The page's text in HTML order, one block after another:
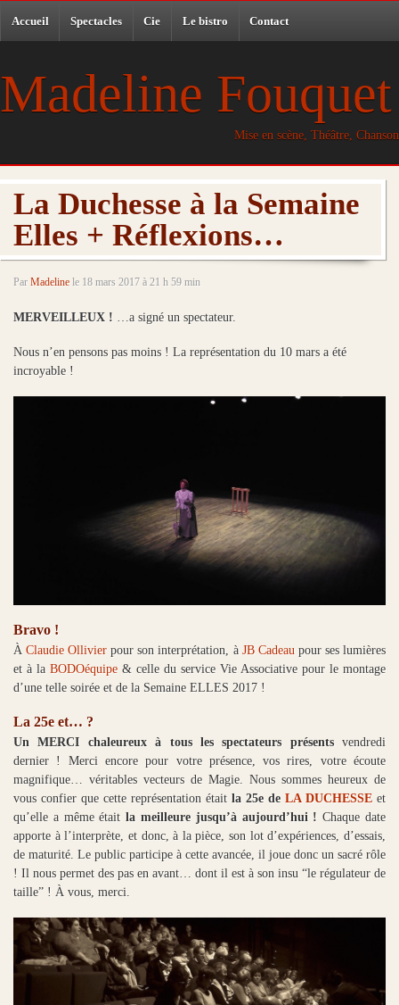
Accueil Spectacles Cie Le bistro Contact
Madeline Fouquet
Mise en scène, Théâtre, Chanson
La Duchesse à la Semaine
Elles + Réflexions…
Par Madeline le 18 mars 2017 à 21 h 59 min
MERVEILLEUX ! …a signé un spectateur.
Nous n’en pensons pas moins ! La représentation du 10 mars a été
incroyable !
Bravo !
ÀClaudie Ollivier pour son interprétation, à JB Cadeau pour ses lumières
et à la BODOéquipe & celle du service Vie Associative pour le montage
d’une telle soirée et de la Semaine ELLES 2017 !
La 25e et… ?
Un MERCI chaleureux à tous les spectateurs présentsvendredi
dernier ! Merci encore pour votre présence, vos rires, votre écoute
magnifique… véritables vecteurs de Magie. Nous sommes heureux de
vous confier que cette représentation était la 25e de LA DUCHESSE et
qu’elle a même était la meilleure jusqu’à aujourd’hui ! Chaque date
apporte à l’interprète, et donc, à la pièce, son lot d’expériences, d’essais,
de maturité. Le public participe à cette avancée, il joue donc un sacré rôle
! Il nous permet des pas en avant… dont il est à son insu “le régulateur de
taille” ! À vous, merci.